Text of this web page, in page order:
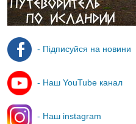
- Підписуйся на новини
- Наш YouTube канал
- Наш instagram